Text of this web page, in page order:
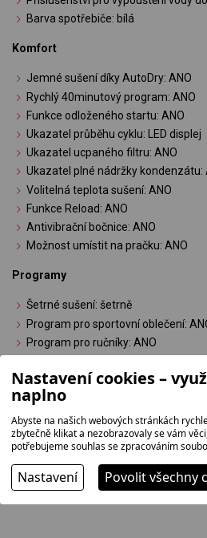
Barva spotřebiče: bílá
Komfort
Jemné sušení díky AutoDry: ANO
Rychlý 40minutový program: ANO
Funkce odloženého startu: ANO
Ukazatel průběhu cyklu: LED displej
Ukazatel ucpaného filtru: ANO
Ukazatel plné nádržky kondenzátu:
Volitelná teplota sušení: ANO
Funkce Reload: ANO
Antivibrační bočnice: ANO
Možnost umístit na pračku: ANO
Programy
Šetrné sušení: šetrně
Program pro sportovní oblečení:
Program pro ručníky: ANO
Rozměry výrobku:
Šířka: 59,8 cm
Výška: 84,2 cm
Hloubka: 61,3 cm
Hmotnost: 48,5 kg
Nastavení cookies –
naplno
Abyste na našich webových stránkách
zbytečně klikat a nezobrazovaly se vám
potřebujeme souhlas se zpracováním
Nastavení Povolit všechny